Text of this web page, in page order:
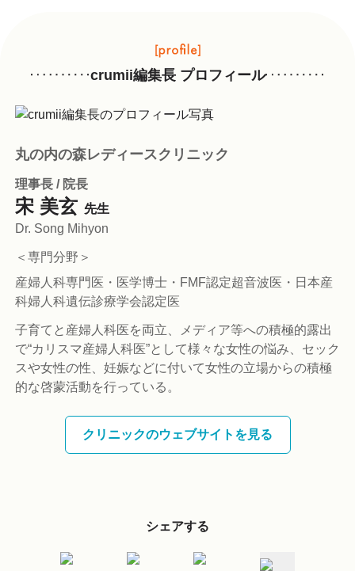
crumii編集長 プロフィール
丸の内の森レディースクリニック
理事長 / 院長
宋 美玄 先生
Dr. Song Mihyon
＜専門分野＞
産婦人科専門医・医学博士・FMF認定超音波医・日本産
科婦人科遺伝診療学会認定医
子育てと産婦人科医を両立、メディア等への積極的露出
で“カリスマ産婦人科医”として様々な女性の悩み、セック
スや女性の性、妊娠などに付いて女性の立場からの積極
的な啓蒙活動を行っている。
クリニックのウェブサイトを見る
シェアする